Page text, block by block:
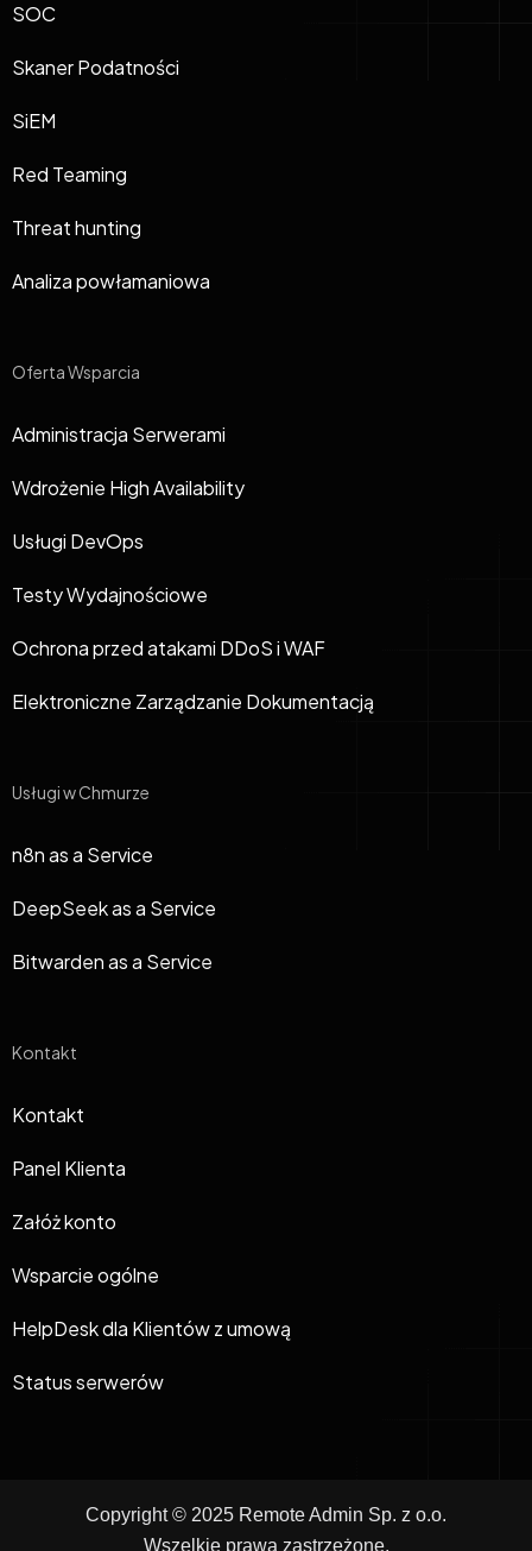
SOC
Skaner Podatności
SiEM
Red Teaming
Threat hunting
Analiza powłamaniowa
Oferta Wsparcia
Administracja Serwerami
Wdrożenie High Availability
Usługi DevOps
Testy Wydajnościowe
Ochrona przed atakami DDoS i WAF
Elektroniczne Zarządzanie Dokumentacją
Usługi w Chmurze
n8n as a Service
DeepSeek as a Service
Bitwarden as a Service
Kontakt
Kontakt
Panel Klienta
Załóż konto
Wsparcie ogólne
HelpDesk dla Klientów z umową
Status serwerów
Copyright © 2025 Remote Admin Sp. z o.o.
Wszelkie prawa zastrzeżone.